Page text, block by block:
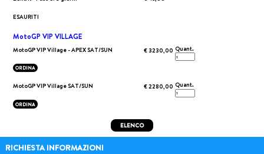
ESAURITI
MotoGP VIP VILLAGE
MotoGP VIP Village - APEX SAT/SUN € 3230,00 Quant.
ORDINA
MotoGP VIP Village SAT/SUN € 2280,00 Quant.
ORDINA
ELENCO
RICHIESTA INFORMAZIONI